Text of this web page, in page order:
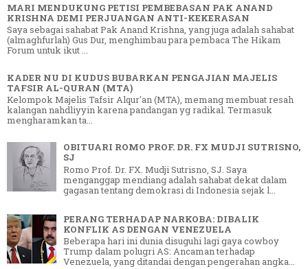
MARI MENDUKUNG PETISI PEMBEBASAN PAK ANAND
KRISHNA DEMI PERJUANGAN ANTI-KEKERASAN
Saya sebagai sahabat Pak Anand Krishna, yang juga adalah sahabat
(almaghfurlah) Gus Dur, menghimbau para pembaca The Hikam
Forum untuk ikut ...
KADER NU DI KUDUS BUBARKAN PENGAJIAN MAJELIS
TAFSIR AL-QURAN (MTA)
Kelompok Majelis Tafsir Alqur'an (MTA), memang membuat resah
kalangan nahdliyyin karena pandangan yg radikal. Termasuk
mengharamkan ta...
OBITUARI ROMO PROF. DR. FX MUDJI SUTRISNO,
SJ
Romo Prof. Dr. FX. Mudji Sutrisno, SJ. Saya
menganggap mendiang adalah sahabat dekat dalam
gagasan tentang demokrasi di Indonesia sejak l...
PERANG TERHADAP NARKOBA: DIBALIK
KONFLIK AS DENGAN VENEZUELA
Beberapa hari ini dunia disuguhi lagi gaya cowboy
Trump dalam polugri AS: Ancaman terhadap
Venezuela, yang ditandai dengan pengerahan angka...